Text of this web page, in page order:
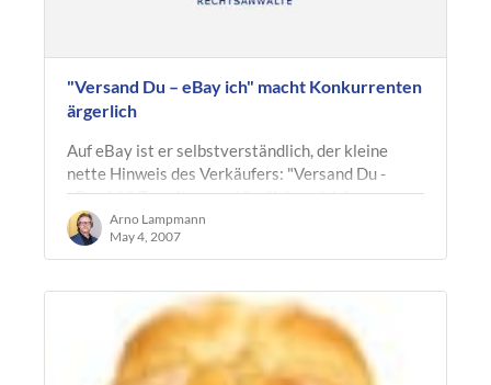
"Versand Du – eBay ich" macht Konkurrenten
ärgerlich
Auf eBay ist er selbstverständlich, der kleine
nette Hinweis des Verkäufers: "Versand Du -
eBay ich". Zu selbstverständlich und daher
wettbewerbswidrig, wie das…
Arno Lampmann
May 4, 2007